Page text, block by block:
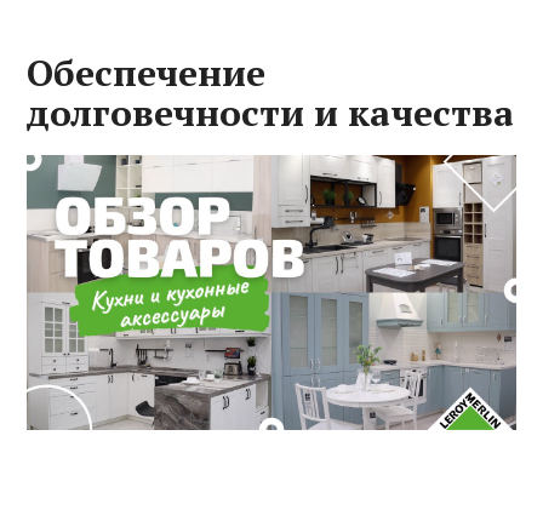
Обеспечение
долговечности и качества